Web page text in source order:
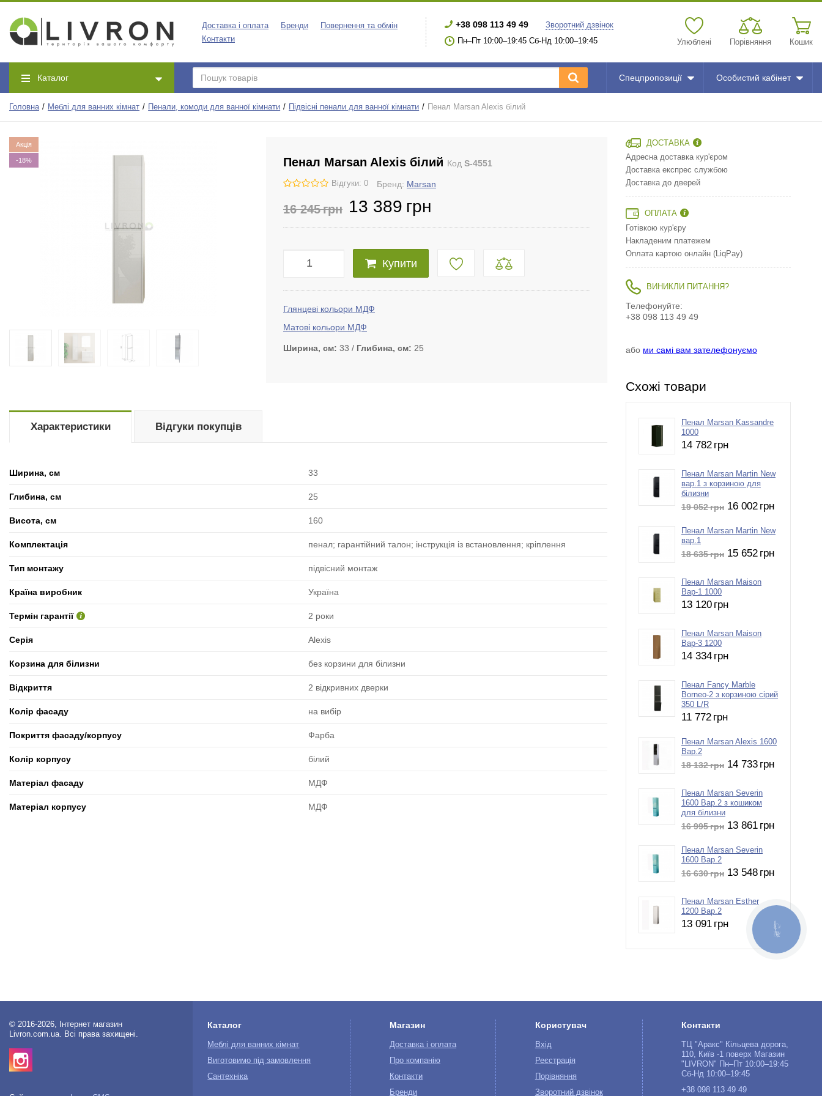
Доставка і оплата Бренди
Повернення та обмін
Контакти
+38 098 113 49 49
Зворотний дзвінок
Пн–Пт 10:00–19:45 Сб-Нд 10:00–19:45
Улюблені Порівняння Кошик
Каталог Спецпропозиції Особистий кабінет
Головна Меблі для ванних кімнат Пенали, комоди для ванної кімнати Підвісні пенали для ванної кімнати Пенал Marsan Alexis білий
Акція
-18% Пенал Marsan Alexis білий Код S-4551
Відгуки: 0 Бренд: Marsan
16 245грн 13 389 грн
Купити
Глянцеві кольори МДФ
Матові кольори МДФ
Ширина, см 33 Глибина, см 25
Характеристики
Ширина, см 33
Глибина, см 25
Висота, см 160
Комплектація пенал; гарантійний талон; інструкція із встановлення; кріплення
Тип монтажу підвісний монтаж
Країна виробник Україна
Термін гарантії 2 роки
Серія Alexis
Корзина для білизни без корзини для білизни
Відкриття 2 відкривних дверки
Колір фасаду на вибір
Покриття фасаду/корпусу Фарба
Колір корпусу білий
Матеріал фасаду МДФ
Матеріал корпусу МДФ
Відгуки покупців
ДОСТАВКА
Адресна доставка кур'єром
Доставка експрес службою
Доставка до дверей
ОПЛАТА
Готівкою кур'єру
Накладеним платежем
Оплата картою онлайн (LiqPay)
ВИНИКЛИ ПИТАННЯ?
Телефонуйте:
+38 098 113 49 49
або ми самі вам зателефонуємо
Схожі товари
Пенал Marsan Kassandre
1000
14 782 грн
Пенал Marsan Martin New
вар.1 з корзиною для
білизни
19 052грн 16 002 грн
Пенал Marsan Martin New
вар.1
18 635грн 15 652 грн
Пенал Marsan Maison
Вар-1 1000
13 120 грн
Пенал Marsan Maison
Вар-3 1200
14 334 грн
Пенал Fancy Marble
Borneo-2 з корзиною сірий
350 L/R
11 772 грн
Пенал Marsan Alexis 1600
Вар.2
18 132грн 14 733 грн
Пенал Marsan Severin
1600 Вар.2 з кошиком
для білизни
16 995грн 13 861 грн
Пенал Marsan Severin
1600 Вар.2
16 630грн 13 548 грн
Пенал Marsan Esther
1200 Вар.2
13 091 грн
© 2016-2026, Інтернет магазин
Livron.com.ua. Всі права захищені.
Каталог
Меблі для ванних кімнат
Виготовимо під замовлення
Сантехніка
Магазин
Доставка і оплата
Про компанію
Контакти
Бренди
Користувач
Вхід
Реєстрація
Порівняння
Зворотний дзвінок
Контакти
ТЦ "Аракс" Кільцева дорога,
110, Київ -1 поверх Магазин
"LIVRON" Пн–Пт 10:00–19:45
Сб-Нд 10:00–19:45
+38 098 113 49 49
КНОПКА
ЗВ'ЯЗКУ